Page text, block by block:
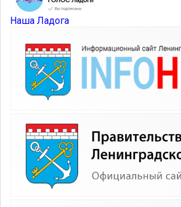
Наша Ладога